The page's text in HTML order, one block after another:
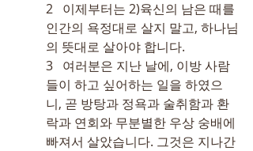
2   이제부터는 2)육신의 남은 때를
인간의 욕정대로 살지 말고, 하나님
의 뜻대로 살아야 합니다.
3   여러분은 지난 날에, 이방 사람
들이 하고 싶어하는 일을 하였으
니, 곧 방탕과 정욕과 술취함과 환
락과 연회와 무분별한 우상 숭배에
빠져서 살았습니다. 그것은 지나간